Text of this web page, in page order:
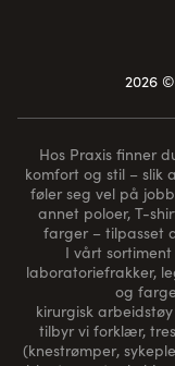
2026
Hos Praxis finner
komfort og stil – slik
føler seg vel på
annet poloer, T-
farger – tilpasset
I vårt
laboratoriefrakker,
og
kirurgisk
tilbyr vi forklær,
(knestrømper,